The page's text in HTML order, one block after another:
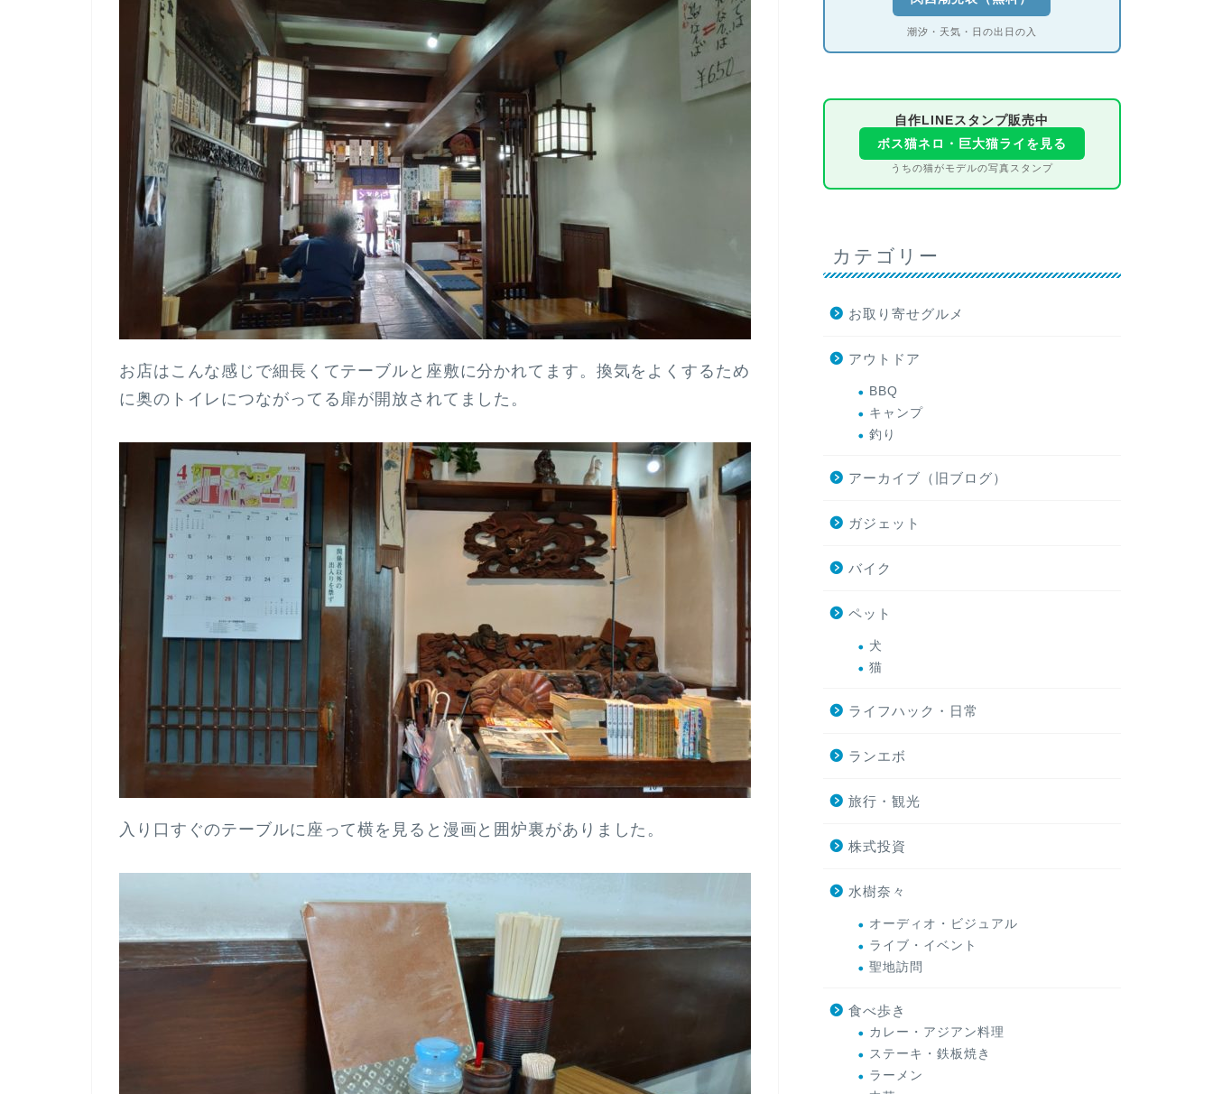
お店はこんな感じで細長くてテーブルと座敷に分かれてます。換気をよくするため
に奥のトイレにつながってる扉が開放されてました。
入り口すぐのテーブルに座って横を見ると漫画と囲炉裏がありました。
潮汐・天気・日の出日の入
自作LINEスタンプ販売中
ボス猫ネロ・巨大猫ライを見る
うちの猫がモデルの写真スタンプ
カテゴリー
お取り寄せグルメ
アウトドア
BBQ
キャンプ
釣り
アーカイブ（旧ブログ）
ガジェット
バイク
ペット
犬
猫
ライフハック・日常
ランエボ
旅行・観光
株式投資
水樹奈々
オーディオ・ビジュアル
ライブ・イベント
聖地訪問
食べ歩き
カレー・アジアン料理
ステーキ・鉄板焼き
ラーメン